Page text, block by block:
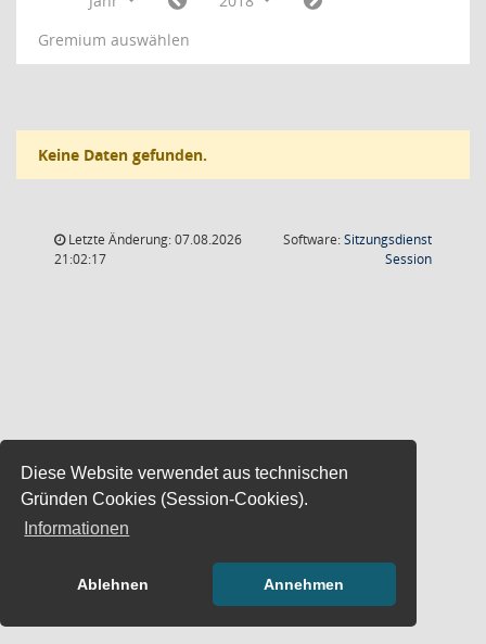
Diese Website verwendet aus technischen
Gründen Cookies (Session-Cookies).
Informationen
Ablehnen Annehmen
Gremium auswählen
Keine Daten gefunden.
Letzte Änderung: 07.08.2026
21:02:17
Software:Sitzungsdienst
Session(Wird in